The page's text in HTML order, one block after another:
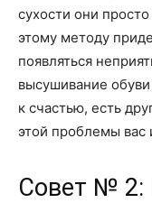
сухости они
этому методу
появляться
высушивание
к счастью, есть
этой проблемы вас
Совет № 2: